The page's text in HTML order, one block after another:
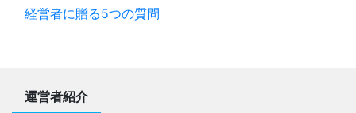
経営者に贈る5つの質問
運営者紹介